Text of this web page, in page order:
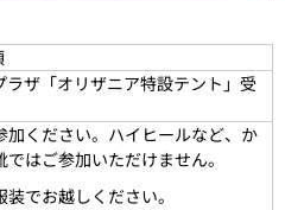
ラザ「オリザニア特設テント」受
加ください。ハイヒールなど、か
はご参加いただけません。
装でお越しください。